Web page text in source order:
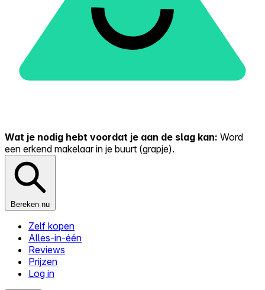
Wat je nodig hebt voordat je aan de slag kan: Word
een erkend makelaar in je buurt (grapje).
Bereken nu
Zelf kopen
Alles-in-één
Reviews
Prijzen
Log in